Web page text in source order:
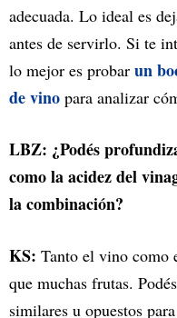
adecuada. Lo ideal es
antes de servirlo. Si te
lo mejor es probar un
de vino para analizar
LBZ: ¿Podés
como la acidez del
la combinación?
KS: Tanto el vino como
que muchas frutas.
similares u opuestos